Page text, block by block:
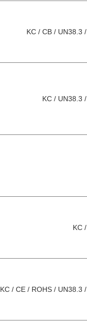
KC / CB / UN38.3
KC / UN38.3
KC
KC / CE / ROHS / UN38.3